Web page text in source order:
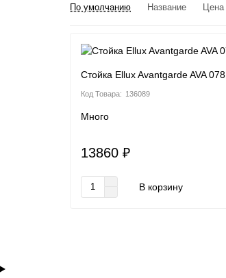
По умолчанию Название Цена
Стойка Ellux Avantgarde AVA 078
136089
Много
13860 ₽
В корзину